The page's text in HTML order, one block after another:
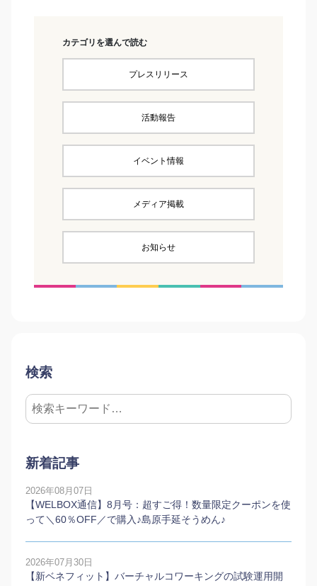
カテゴリを選んで読む
プレスリリース
活動報告
イベント情報
メディア掲載
お知らせ
検索
新着記事
2026年08月07日
【WELBOX通信】8月号：超すご得！数量限定クーポンを使
って＼60％OFF／で購入♪島原手延そうめん♪
2026年07月30日
【新ベネフィット】バーチャルコワーキングの試験運用開